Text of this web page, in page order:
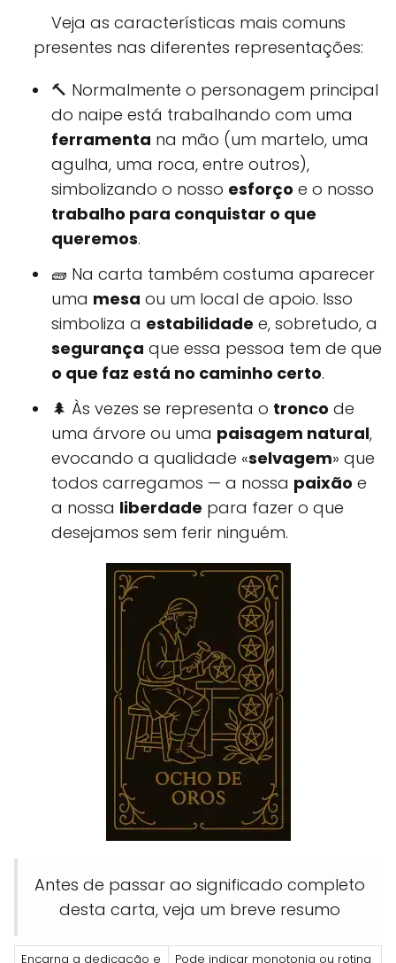
Veja as características mais comuns
presentes nas diferentes representações:
🔨 Normalmente o personagem principal
do naipe está trabalhando com uma
ferramenta na mão (um martelo, uma
agulha, uma roca, entre outros),
simbolizando o nosso esforço e o nosso
trabalho para conquistar o que
queremos.
🧱 Na carta também costuma aparecer
uma mesa ou um local de apoio. Isso
simboliza a estabilidade e, sobretudo, a
segurança que essa pessoa tem de que
o que faz está no caminho certo.
🌲 Às vezes se representa o tronco de
uma árvore ou uma paisagem natural,
evocando a qualidade «selvagem» que
todos carregamos — a nossa paixão e
a nossa liberdade para fazer o que
desejamos sem ferir ninguém.
Antes de passar ao significado completo
desta carta, veja um breve resumo
Encarna a dedicação e Pode indicar monotonia ou rotina